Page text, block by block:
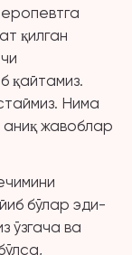
қилган
қайтамиз.
Нима
аниқ жавоблар
бўлар эди-
ўзгача ва